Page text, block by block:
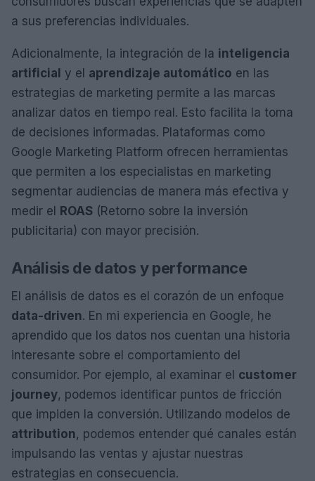
a sus preferencias individuales.
Adicionalmente, la integración de la inteligencia
artificial y el aprendizaje automático en las
estrategias de marketing permite a las marcas
analizar datos en tiempo real. Esto facilita la toma
de decisiones informadas. Plataformas como
Google Marketing Platform ofrecen herramientas
que permiten a los especialistas en marketing
segmentar audiencias de manera más efectiva y
medir el ROAS (Retorno sobre la inversión
publicitaria) con mayor precisión.
Análisis de datos y performance
El análisis de datos es el corazón de un enfoque
data-driven. En mi experiencia en Google, he
aprendido que los datos nos cuentan una historia
interesante sobre el comportamiento del
consumidor. Por ejemplo, al examinar el customer
journey, podemos identificar puntos de fricción
que impiden la conversión. Utilizando modelos de
attribution, podemos entender qué canales están
impulsando las ventas y ajustar nuestras
estrategias en consecuencia.